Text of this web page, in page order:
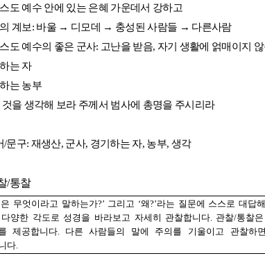
도 예수 안에 있는 은혜 가운데서 강하고
계보: 바울 → 디모데 → 충성된 사람들 → 다른사람
도 예수의 좋은 군사: 고난을 받음, 자기 생활에 얽매이지
는 자
는 농부
것을 생각해 보라 주께서 범사에 총명을 주시리라
/문구: 재생산, 군사, 경기하는 자, 농부, 생각
/통찰
무엇이라고 말하는가?’ 그리고 ‘왜?’라는 질문에 스스로 대답
양한 각도로 성경을 바라보고 자세히 관찰합니다. 관찰/통찰
제공합니다. 다른 사람들의 말에 주의를 기울이고 관찰
다.